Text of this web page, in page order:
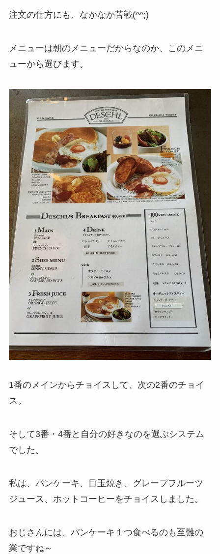
注文の仕方にも、なかなか苦戦(^^;)
メニューは朝のメニューだからなのか、このメニ
ューから選びます。
1番のメインからチョイスして、次の2番のチョイ
ス。
そして3番・4番と自分の好きなのを選ぶシステム
でした。
私は、パンケーキ、目玉焼き、グレープフルーツ
ジュース、ホットコーヒーをチョイスしました。
おじさんには、パンケーキ１つ食べるのも至難の
業ですね～